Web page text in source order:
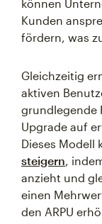
können
Kunden
fördern, was
Gleichzeitig
aktiven
grundlegende
Upgrade auf
Dieses Modell
steigern,
anzieht und
einen
den ARPU